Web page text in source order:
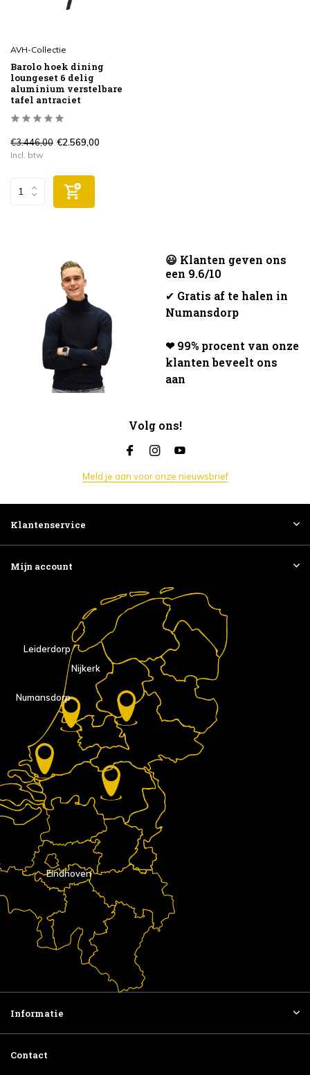
AVH-Collectie
Barolo hoek dining
loungeset 6 delig
aluminium verstelbare
tafel antraciet
€3.446,00 €2.569,00
Incl. btw
😃 Klanten geven ons
een 9.6/10
✔ Gratis af te halen in
Numansdorp
❤ 99% procent van onze
klanten beveelt ons
aan
Volg ons!
Meld je aan voor onze nieuwsbrief
Klantenservice
Mijn account
Eindhoven
Nijkerk
Numansdorp
Leiderdorp
Informatie
Contact